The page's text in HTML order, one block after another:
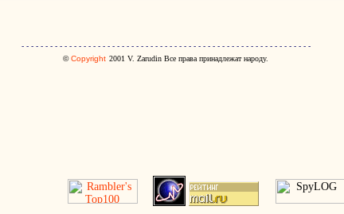
- - - - - - - - - - - - - - - - - - - - - - - - - - - - - - - - - - - - - - - - - - - - - - - - - - - - - - - - - - - - -
©Copyright 2001 V. Zarudin Все права принадлежат народу.